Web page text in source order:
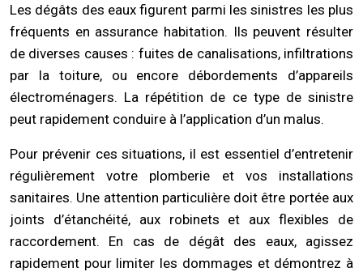
Les dégâts des eaux figurent parmi les sinistres les plus
fréquents en assurance habitation. Ils peuvent résulter
de diverses causes : fuites de canalisations, infiltrations
par la toiture, ou encore débordements d’appareils
électroménagers. La répétition de ce type de sinistre
peut rapidement conduire à l’application d’un malus.
Pour prévenir ces situations, il est essentiel d’entretenir
régulièrement votre plomberie et vos installations
sanitaires. Une attention particulière doit être portée aux
joints d’étanchéité, aux robinets et aux flexibles de
raccordement. En cas de dégât des eaux, agissez
rapidement pour limiter les dommages et démontrez à